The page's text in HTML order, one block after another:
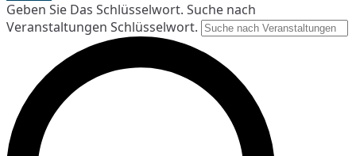
Geben Sie Das Schlüsselwort. Suche nach
Veranstaltungen Schlüsselwort.